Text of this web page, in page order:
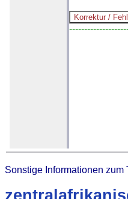
Sonstige Informationen zum